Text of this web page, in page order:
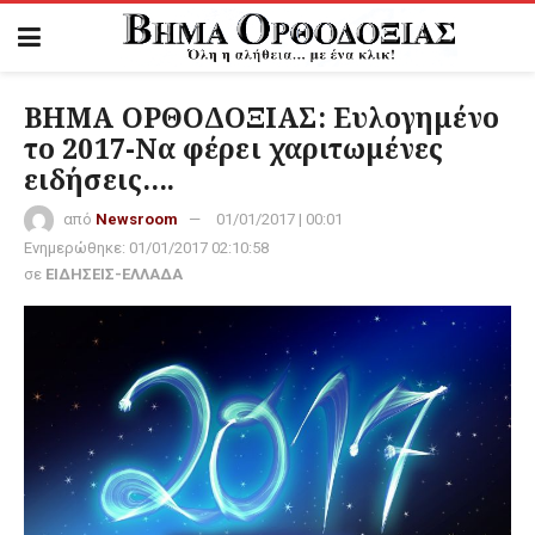
ΒΗΜΑ ΟΡΘΟΔΟΞΙΑΣ: Ευλογημένο
το 2017-Να φέρει χαριτωμένες
ειδήσεις….
από Newsroom
01/01/2017 | 00:01
Ενημερώθηκε: 01/01/2017 02:10:58
σε ΕΙΔΗΣΕΙΣ-ΕΛΛΑΔΑ